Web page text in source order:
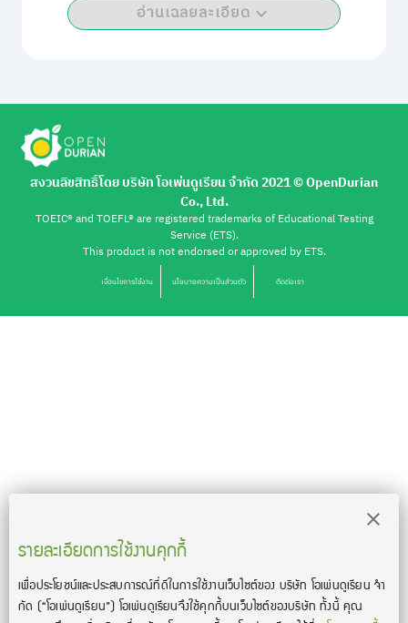
อ่านเฉลยละเอียด
รายละเอียดการใช้งานคุกกี้
เพื่อประโยชน์และประสบการณ์ที่ดีในการใช้งานเว็บไซต์ของ บริษัท โอเพ่นดูเรียน จํา
กัด (“โอเพ่นดูเรียน”)โอเพ่นดูเรียนจึงใช้คุกกี้บนเว็บไซต์ของบริษัท ทั้งนี้ คุณ
สงวนลิขสิทธิ์โดย บริษัท โอเพ่นดูเรียน จำกัด 2021 ©︎ OpenDurian
Co., Ltd.
TOEIC® and TOEFL® are registered trademarks of Educational Testing
Service (ETS).
This product is not endorsed or approved by ETS.
เงื่อนไขการใช้งาน นโยบายความเป็นส่วนตัว ติดต่อเรา